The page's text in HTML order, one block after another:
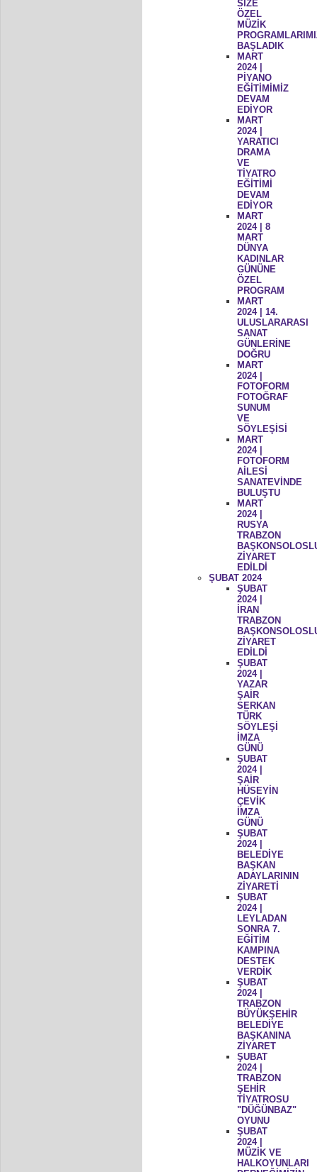
SİZE
ÖZEL
MÜZİK
BAŞLADIK
MART
2024 |
PİYANO
EĞİTİMİMİZ
DEVAM
EDİYOR
MART
2024 |
YARATICI
DRAMA
VE
TİYATRO
EĞİTİMİ
DEVAM
EDİYOR
MART
2024 | 8
MART
DÜNYA
KADINLAR
GÜNÜNE
ÖZEL
PROGRAM
MART
2024 | 14.
ULUSLARARASI
SANAT
GÜNLERİNE
DOĞRU
MART
2024 |
FOTOFORM
FOTOĞRAF
SUNUM
VE
SÖYLEŞİSİ
MART
2024 |
FOTOFORM
AİLESİ
SANATEVİNDE
BULUŞTU
MART
2024 |
RUSYA
TRABZON
ZİYARET
EDİLDİ
ŞUBAT 2024
ŞUBAT
2024 |
İRAN
TRABZON
ZİYARET
EDİLDİ
ŞUBAT
2024 |
YAZAR
ŞAİR
SERKAN
TÜRK
SÖYLEŞİ
İMZA
GÜNÜ
ŞUBAT
2024 |
ŞAİR
HÜSEYİN
ÇEVİK
İMZA
GÜNÜ
ŞUBAT
2024 |
BELEDİYE
BAŞKAN
ADAYLARININ
ZİYARETİ
ŞUBAT
2024 |
LEYLADAN
SONRA 7.
EĞİTİM
KAMPINA
DESTEK
VERDİK
ŞUBAT
2024 |
TRABZON
BÜYÜKŞEHİR
BELEDİYE
BAŞKANINA
ZİYARET
ŞUBAT
2024 |
TRABZON
ŞEHİR
TİYATROSU
"DÜĞÜNBAZ"
OYUNU
ŞUBAT
2024 |
MÜZİK VE
HALKOYUNLARI